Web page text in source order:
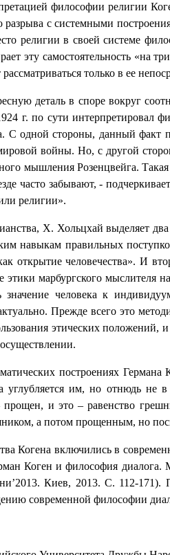
философии религии
с системными
религии в своей системе
эту самостоятельность «на
только в ее
деталь в споре вокруг
г. по сути интерпретировал
одной стороны, данный факт
войны. Но, с другой
мышления Розенцвейга.
часто забывают, -
религии».
Х. Хольцхай выделяет
навыкам правильных
открытие человечества». И
марбургского мыслителя
человека к
Прежде всего это
этических
построениях
им, но отнюдь не
и это – равенство
а потом прощенным, но
Когена включились в
Коген и философия
Киев, 2013. С. 112-
современной философии